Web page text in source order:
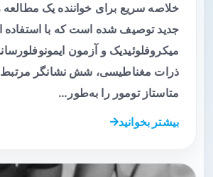
خلاصه سریع برای خواننده یک
جدید توصیف شده است که با استفاده
میکروفلوئیدیک و آزمون
ذرات مغناطیسی، شش نشانگر مرتبط
متاستاز تومور را به‌طور…
بیشتر بخوانید